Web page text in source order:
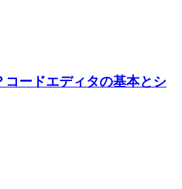
コードエディタの基本とシ